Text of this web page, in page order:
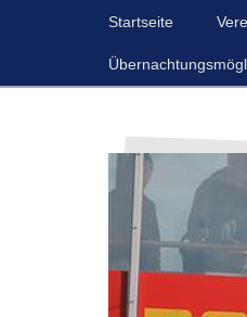
Startseite